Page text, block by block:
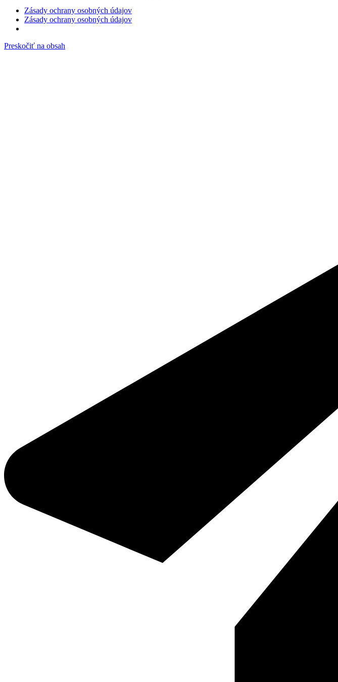
Zásady ochrany osobných údajov
Zásady ochrany osobných údajov
Preskočiť na obsah